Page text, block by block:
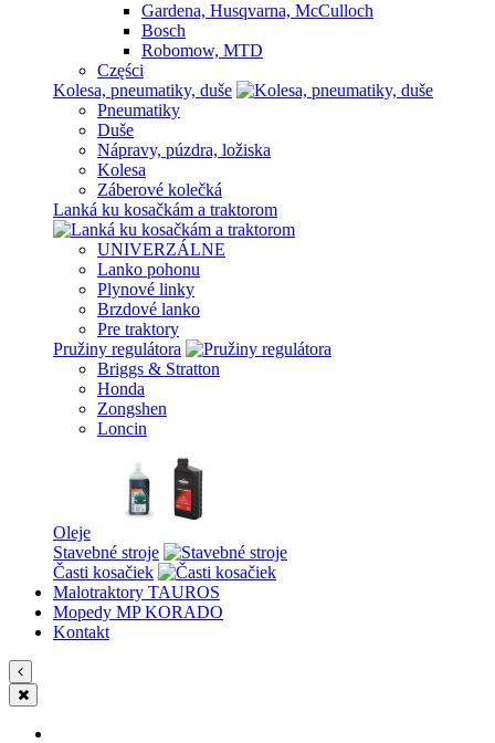
Gardena, Husqvarna, McCulloch
Bosch
Robomow, MTD
Części
Kolesa, pneumatiky, duše
Pneumatiky
Duše
Nápravy, púzdra, ložiska
Kolesa
Záberové kolečká
Lanká ku kosačkám a traktorom
UNIVERZÁLNE
Lanko pohonu
Plynové linky
Brzdové lanko
Pre traktory
Pružiny regulátora
Briggs & Stratton
Honda
Zongshen
Loncin
Oleje
Stavebné stroje
Časti kosačiek
Malotraktory TAUROS
Mopedy MP KORADO
Kontakt